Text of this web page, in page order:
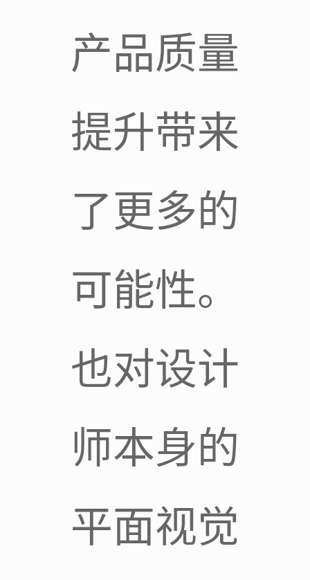
产品质量
提升带来
了更多的
可能性。
也对设计
师本身的
平面视觉